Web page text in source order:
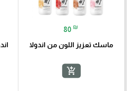
80 ₪
ماسك تعزيز اللون من اندولا
add_shopping_cart